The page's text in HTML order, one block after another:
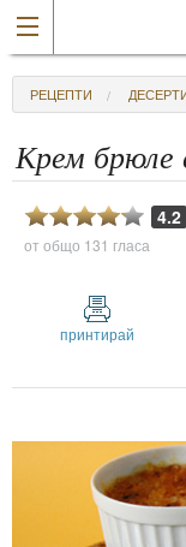
РЕЦЕПТИ
Крем брюле
4.2
от общо 131 гласа
принтирай